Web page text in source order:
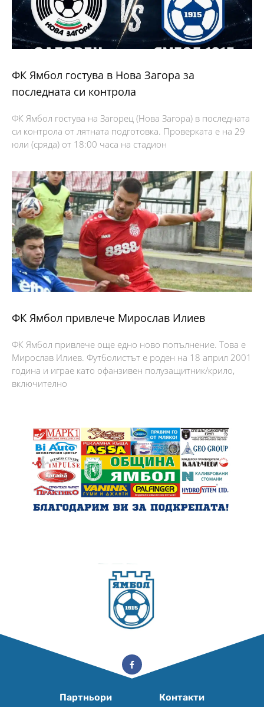
ФК Ямбол гостува в Нова Загора за
последната си контрола
ФК Ямбол гостува на Загорец (Нова Загора) в последната
си контрола от лятната подготовка. Проверката е на 29
юли (сряда) от 18:00 часа на стадион
ФК Ямбол привлече Мирослав Илиев
ФК Ямбол привлече още едно ново попълнение. Това е
Мирослав Илиев. Футболистът е роден на 18 април 2001
година и играе като офанзивен полузащитник/крило,
включително
Партньори Контакти